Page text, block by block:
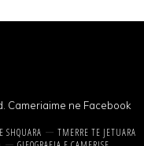
Cameriaime ne Facebook
SHQUARA
TMERRE TE JETUARA